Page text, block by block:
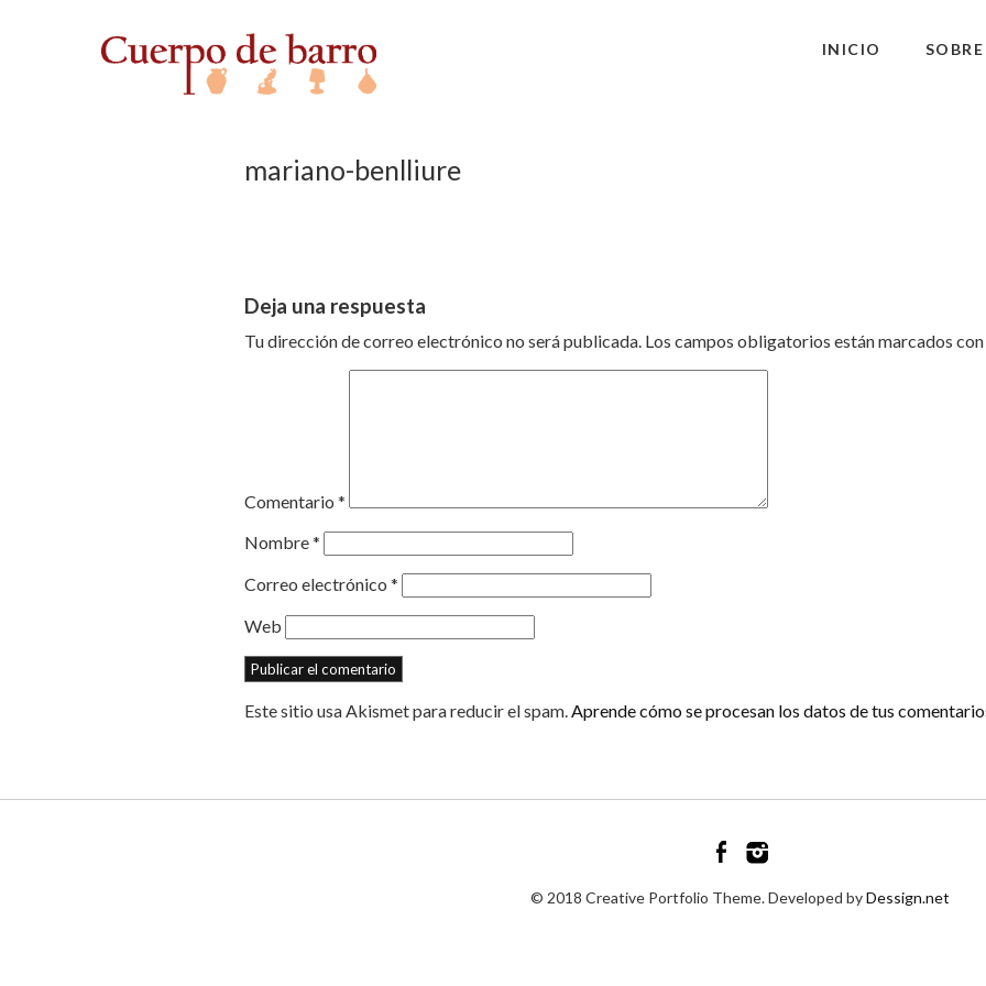
INICIO
mariano-benlliure
Deja una respuesta
Tu dirección de correo electrónico no será publicada. Los campos obligatorios están marcados con
Comentario *
Nombre*
Correo electrónico *
Web
Este sitio usa Akismet para reducir el spam.Aprende cómo se procesan los datos de tus
© 2018 Creative Portfolio Theme. Developed byDessign.net